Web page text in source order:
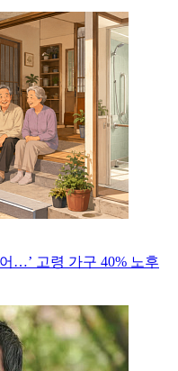
…’ 고령 가구 40% 노후